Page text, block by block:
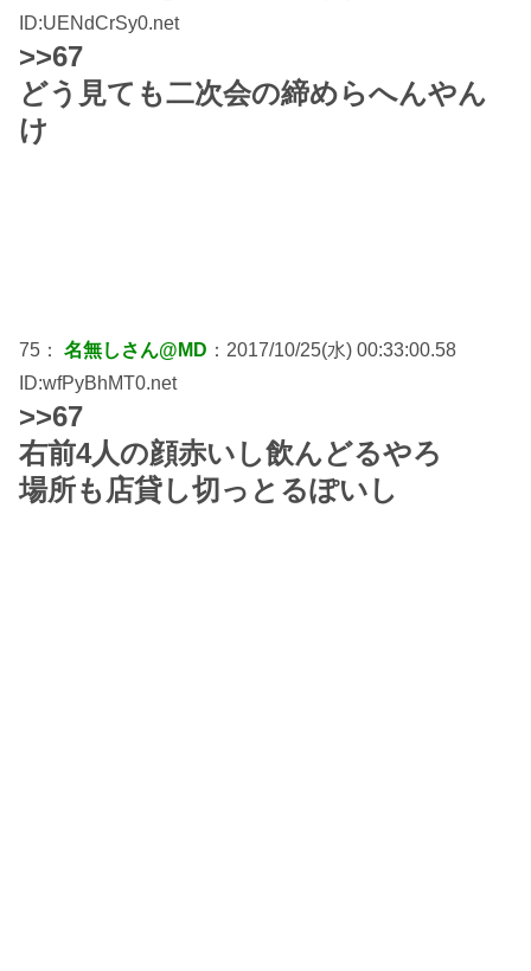
ID:UENdCrSy0.net
>>67
どう見ても二次会の締めらへんやん
け
75： 名無しさん@MD ：2017/10/25(水) 00:33:00.58
ID:wfPyBhMT0.net
>>67
右前4人の顔赤いし飲んどるやろ
場所も店貸し切っとるぽいし